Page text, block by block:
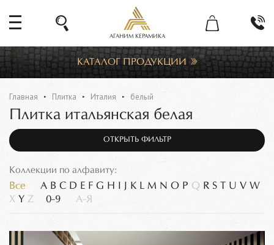
АГАНИМ КЕРАМИКА
КАТАЛОГ ПРОДУКЦИИ
Главная Плитка Италия белый
Плитка итальянская белая
ОТКРЫТЬ ФИЛЬТР
Коллекции по алфавиту:
Все A B C D E F G H J K L M N O P Q R S T U V W
X Y Z 0-9 А-Я